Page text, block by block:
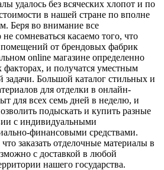
удалось без всяческих хлопот и по
в нашей стране по вполне
Беря во внимание все
сомневаться касаемо того, что
от брендовых фабрик
online магазине определенно
факторах, и получатся уместным
Большой каталог стильных и
для отделки в онлайн-
для всех семь дней в неделю, и
подыскать и купить разные
с индивидуальными
финансовыми средствами.
заказать отделочные материалы в
с доставкой в любой
нашего государства.